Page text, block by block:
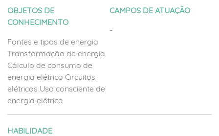
OBJETOS DE
CONHECIMENTO
Fontes e tipos de energia
Transformação de energia
Cálculo de consumo de
energia elétrica Circuitos
elétricos Uso consciente de
energia elétrica
CAMPOS DE ATUAÇÃO
-
HABILIDADE